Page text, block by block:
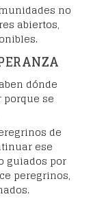
no
abiertos,
dónde
porque se
de
ese
guiados por
peregrinos,